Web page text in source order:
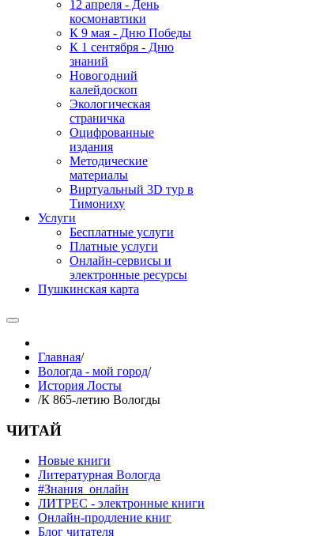
12 апреля - День
космонавтики
К 9 мая - Дню Победы
К 1 сентября - Дню
знаний
Новогодний
калейдоскоп
Экологическая
страничка
Оцифрованные
издания
Методические
материалы
Виртуальный 3D тур в
Тимониху
Услуги
Бесплатные услуги
Платные услуги
Онлайн-сервисы и
электронные ресурсы
Пушкинская карта
Главная/
Вологда - мой город/
История Лосты
/К 865-летию Вологды
ЧИТАЙ
Новые книги
Литературная Вологда
#Знания_онлайн
ЛИТРЕС - электронные книги
Онлайн-продление книг
Блог читателя